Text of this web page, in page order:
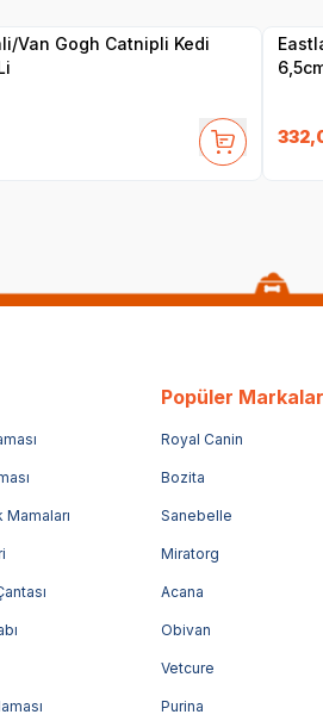
Van Gogh Catnipli Kedi
Popüler Markalar
Royal Canin
Bozita
Sanebelle
Miratorg
Acana
Obivan
Vetcure
Purina